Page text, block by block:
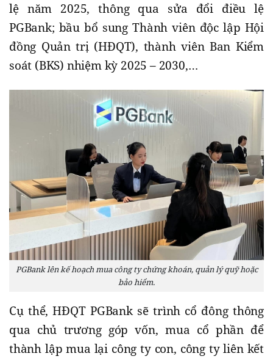
lệ năm 2025, thông qua sửa đổi điều lệ
PGBank; bầu bổ sung Thành viên độc lập Hội
đồng Quản trị (HĐQT), thành viên Ban Kiểm
soát (BKS) nhiệm kỳ 2025 – 2030,…
PGBank lên kế hoạch mua công ty chứng khoán, quản lý quỹ hoặc
bảo hiểm.
Cụ thể, HĐQT PGBank sẽ trình cổ đông thông
qua chủ trương góp vốn, mua cổ phần để
thành lập mua lại công ty con, công ty liên kết